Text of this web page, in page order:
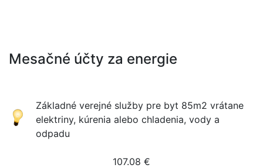
Mesačné účty za energie
Základné verejné služby pre byt 85m2 vrátane
elektriny, kúrenia alebo chladenia, vody a
odpadu
107.08 €